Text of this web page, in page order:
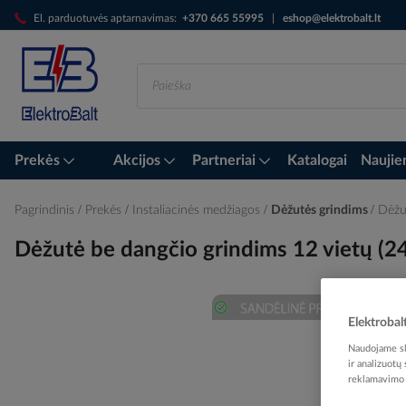
El. parduotuvės aptarnavimas: +370 665 55995 eshop@elektrobalt.lt
Skip
to
Content
Prekės Akcijos Partneriai Katalogai
Pagrindinis Prekės Instaliacinės medžiagos Dėžutės grindims
Dėžutė be dangčio grindims 12 vietų
Naudojame
ir analizuotų
reklamavimo